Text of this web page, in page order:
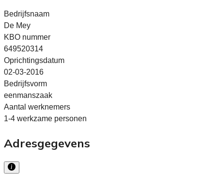
Bedrijfsnaam
De Mey
KBO nummer
649520314
Oprichtingsdatum
02-03-2016
Bedrijfsvorm
eenmanszaak
Aantal werknemers
1-4 werkzame personen
Adresgegevens